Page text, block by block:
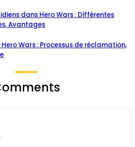
dans Hero Wars : Différentes
Avantages
Wars : Processus de réclamation,